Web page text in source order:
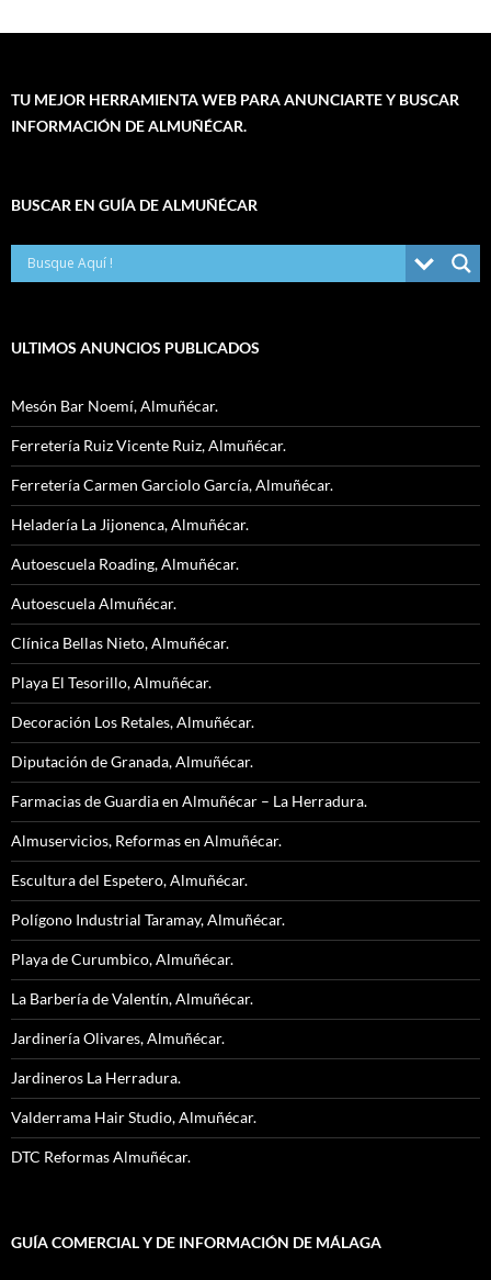
TU MEJOR HERRAMIENTA WEB PARA ANUNCIARTE Y BUSCAR
INFORMACIÓN DE ALMUÑÉCAR.
BUSCAR EN GUÍA DE ALMUÑÉCAR
ULTIMOS ANUNCIOS PUBLICADOS
Mesón Bar Noemí, Almuñécar.
Ferretería Ruiz Vicente Ruiz, Almuñécar.
Ferretería Carmen Garciolo García, Almuñécar.
Heladería La Jijonenca, Almuñécar.
Autoescuela Roading, Almuñécar.
Autoescuela Almuñécar.
Clínica Bellas Nieto, Almuñécar.
Playa El Tesorillo, Almuñécar.
Decoración Los Retales, Almuñécar.
Diputación de Granada, Almuñécar.
Farmacias de Guardia en Almuñécar – La Herradura.
Almuservicios, Reformas en Almuñécar.
Escultura del Espetero, Almuñécar.
Polígono Industrial Taramay, Almuñécar.
Playa de Curumbico, Almuñécar.
La Barbería de Valentín, Almuñécar.
Jardinería Olivares, Almuñécar.
Jardineros La Herradura.
Valderrama Hair Studio, Almuñécar.
DTC Reformas Almuñécar.
GUÍA COMERCIAL Y DE INFORMACIÓN DE MÁLAGA